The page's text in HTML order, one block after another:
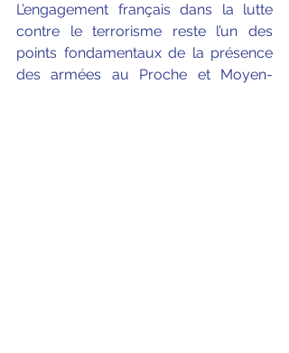
L’engagement français dans la lutte
contre le terrorisme reste l’un des
points fondamentaux de la présence
des armées au Proche et Moyen-